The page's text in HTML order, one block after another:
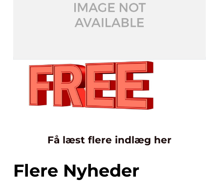
Få læst flere indlæg her
Flere Nyheder